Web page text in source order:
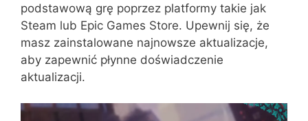
podstawową grę poprzez platformy takie jak
Steam lub Epic Games Store. Upewnij się, że
masz zainstalowane najnowsze aktualizacje,
aby zapewnić płynne doświadczenie
aktualizacji.